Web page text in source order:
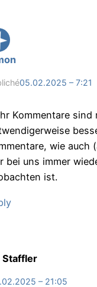
05.02.2025 – 7:21
Kommentare sind
wie auch
bei uns immer
ist.
Staffler
– 21:05